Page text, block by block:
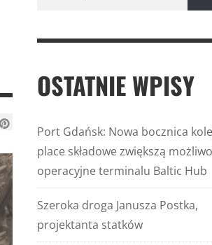
OSTATNIE WPISY
Port Gdańsk: Nowa bocznica
place składowe zwiększą
operacyjne terminalu Baltic Hub
Szeroka droga Janusza Postka,
projektanta statków